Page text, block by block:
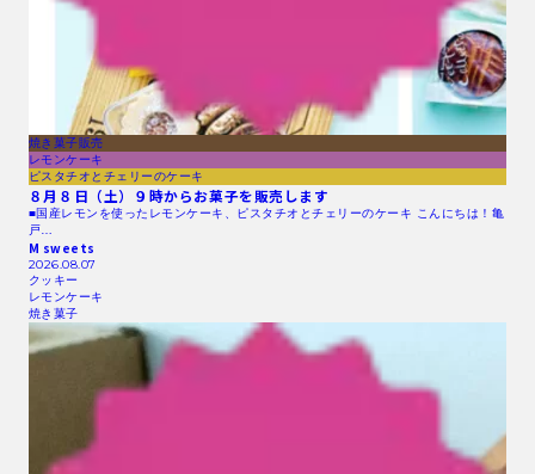
焼き菓子販売
レモンケーキ
ピスタチオとチェリーのケーキ
８月８日（土）９時からお菓子を販売します
■国産レモンを使ったレモンケーキ、ピスタチオとチェリーのケーキ こんにちは！亀
戸…
M sweets
2026.08.07
クッキー
レモンケーキ
焼き菓子